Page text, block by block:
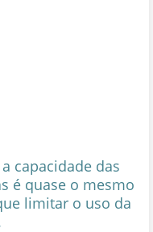
capacidade das
é quase o mesmo
limitar o uso da